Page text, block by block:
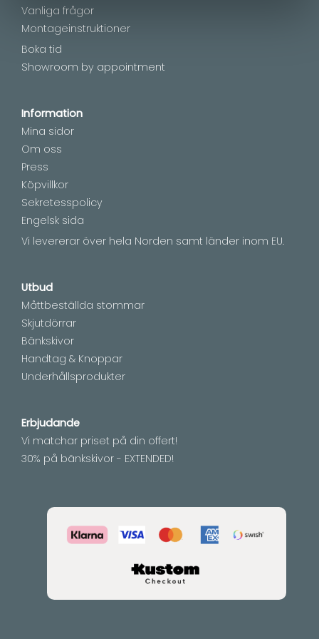
Vanliga frågor
Montageinstruktioner
Boka tid
Showroom by appointment
Information
Mina sidor
Om oss
Press
Köpvillkor
Sekretesspolicy
Engelsk sida
Vi levererar över hela Norden samt länder inom EU.
Utbud
Måttbeställda stommar
Skjutdörrar
Bänkskivor
Handtag & Knoppar
Underhållsprodukter
Erbjudande
Vi matchar priset på din offert!
30% på bänkskivor - EXTENDED!